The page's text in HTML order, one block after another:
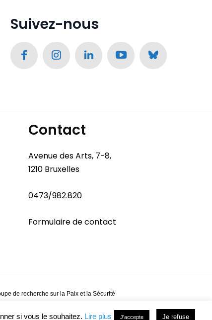
Suivez-nous
Contact
Avenue des Arts, 7-8,
1210 Bruxelles
0473/982.820
Formulaire de contact
de recherche sur la Paix et la Sécurité
si vous le souhaitez. Lire plus J'accepte Je refuse